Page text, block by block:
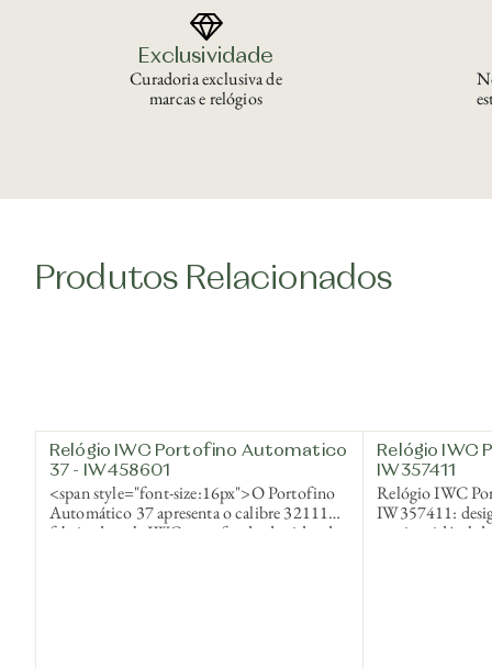
Exclusividade
Curadoria exclusiva de
marcas e relógios
Produtos Relacionados
Relógio IWC Portofino Automatico
37 - IW458601
<span style="font-size:16px">O Portofino
Automático 37 apresenta o calibre 32111
fabricado pela IWC e um fundo de vidro de
Relógio IWC
IW357411
Relógio IWC
IW357411:
aço inoxidável